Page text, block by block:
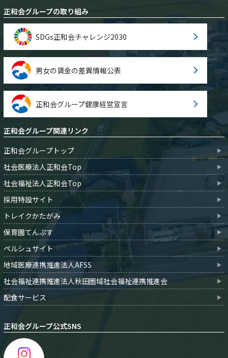
正和会グループの取り組み
SDGs正和会チャレンジ2030
男女の賃金の差異情報公表
正和会グループ健康経営宣言
正和会グループ関連リンク
正和会グループトップ
社会医療法人正和会Top
社会福祉法人正和会Top
採用特設サイト
トレイクかたがみ
保育園てんぷす
ペルシュサイト
地域医療連携推進法人AFSS
社会福祉連携推進法人秋田圏域社会福祉連携推進会
配食サービス
正和会グループ公式SNS